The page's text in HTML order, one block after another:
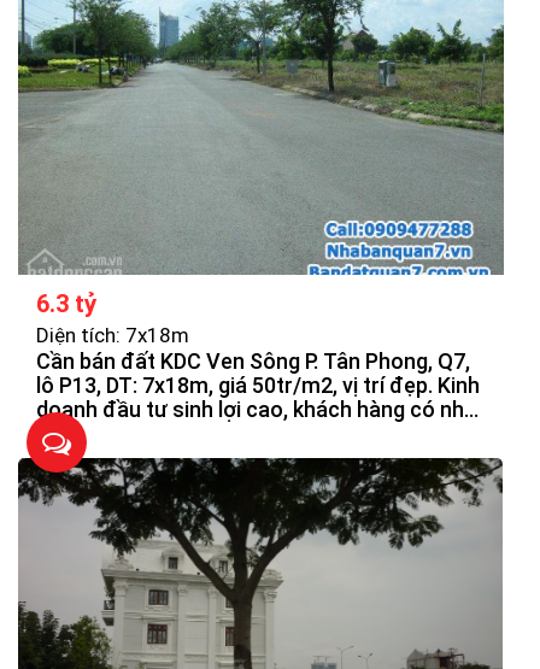
6.3 tỷ
Diện tích: 7x18m
Cần bán đất KDC Ven Sông P. Tân Phong, Q7,
lô P13, DT: 7x18m, giá 50tr/m2, vị trí đẹp. Kinh
doanh đầu tư sinh lợi cao, khách hàng có nhu
cầu quan tâm.